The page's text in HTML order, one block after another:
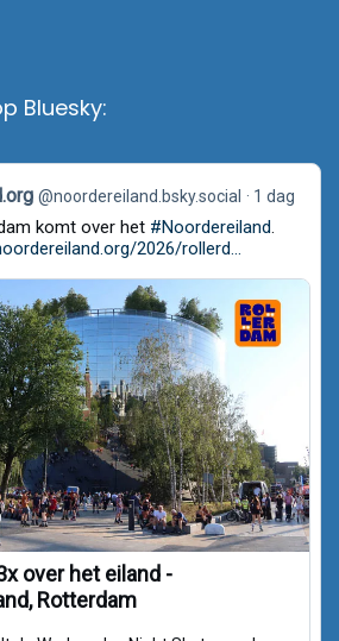
Bluesky:
@noordereiland.bsky.social 1 dag
komt over het #Noordereiland.
2026/rollerd...
over het eiland -
Rotterdam